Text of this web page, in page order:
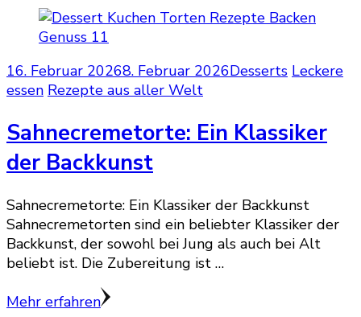
16. Februar 20268. Februar 2026Desserts Leckere
essen Rezepte aus aller Welt
Sahnecremetorte: Ein Klassiker
der Backkunst
Sahnecremetorte: Ein Klassiker der Backkunst
Sahnecremetorten sind ein beliebter Klassiker der
Backkunst, der sowohl bei Jung als auch bei Alt
beliebt ist. Die Zubereitung ist …
Mehr erfahren